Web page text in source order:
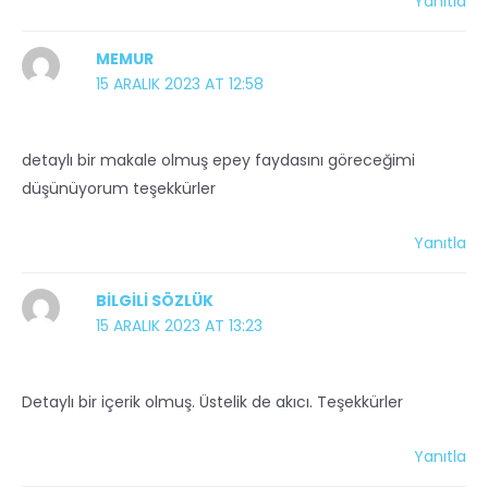
MEMUR
15 ARALIK 2023 AT 12:58
detaylı bir makale olmuş epey faydasını göreceğimi
düşünüyorum teşekkürler
Yanıtla
BILGILI SÖZLÜK
15 ARALIK 2023 AT 13:23
Detaylı bir içerik olmuş. Üstelik de akıcı. Teşekkürler
Yanıtla